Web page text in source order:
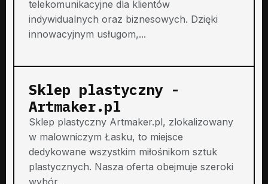
telekomunikacyjne dla klientów
indywidualnych oraz biznesowych. Dzięki
innowacyjnym usługom,...
Sklep plastyczny -
Artmaker.pl
Sklep plastyczny Artmaker.pl, zlokalizowany
w malowniczym Łasku, to miejsce
dedykowane wszystkim miłośnikom sztuk
plastycznych. Nasza oferta obejmuje szeroki
wybór...